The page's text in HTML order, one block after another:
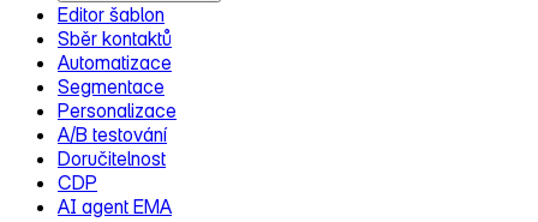
Editor šablon
Sběr kontaktů
Automatizace
Segmentace
Personalizace
A/B testování
Doručitelnost
CDP
AI agent EMA